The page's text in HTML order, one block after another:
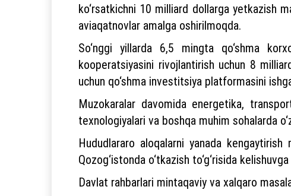
ko‘rsatkichni 10 milliard dollarga yetkazish
aviaqatnovlar amalga oshirilmoqda.
So‘nggi yillarda 6,5 mingta qo‘shma
kooperatsiyasini rivojlantirish uchun 8
uchun qo‘shma investitsiya platformasini
Muzokaralar davomida energetika,
texnologiyalari va boshqa muhim sohalarda
Hududlararo aloqalarni yanada
Qozog‘istonda o‘tkazish to‘g‘risida
Davlat rahbarlari mintaqaviy va xalqaro